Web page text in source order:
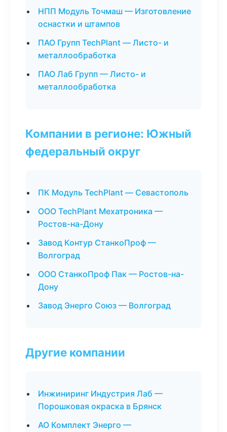
НПП Модуль Точмаш — Изготовление
оснастки и штампов
ПАО Групп TechPlant — Листо- и
металлообработка
ПАО Лаб Групп — Листо- и
металлообработка
Компании в регионе: Южный
федеральный округ
ПК Модуль TechPlant — Севастополь
ООО TechPlant Мехатроника —
Ростов-на-Дону
Завод Контур СтанкоПроф —
Волгоград
ООО СтанкоПроф Пак — Ростов-на-
Дону
Завод Энерго Союз — Волгоград
Другие компании
Инжиниринг Индустрия Лаб —
Порошковая окраска в Брянск
АО Комплект Энерго —